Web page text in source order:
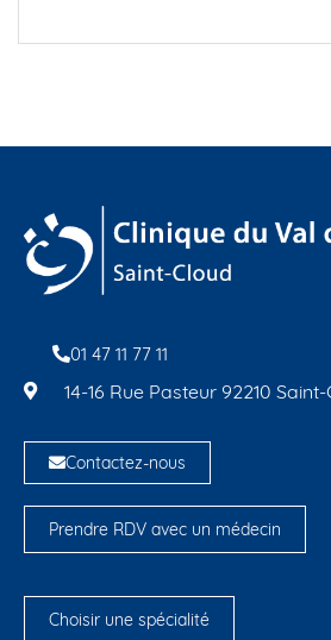
01 47 11 77 11
14-16 Rue Pasteur 92210
Contactez-nous
Prendre RDV avec un médecin
Choisir une spécialité